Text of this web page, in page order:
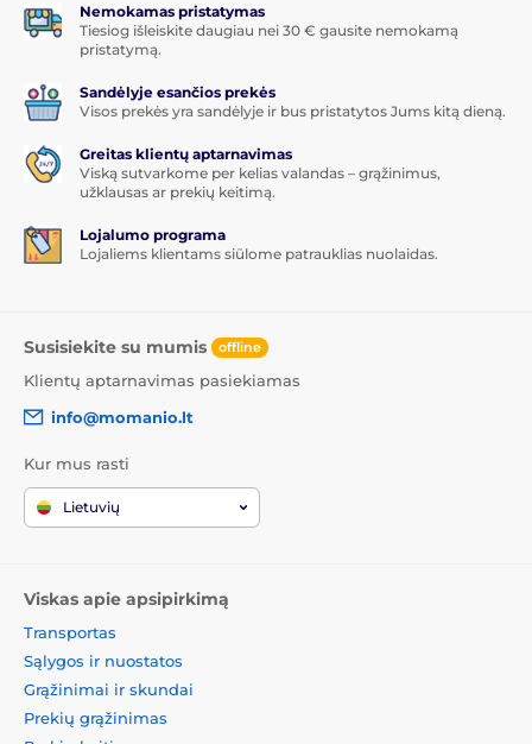
Nemokamas pristatymas
Tiesiog išleiskite daugiau nei 30 € gausite nemokamą
pristatymą.
Sandėlyje esančios prekės
Visos prekės yra sandėlyje ir bus pristatytos Jums kitą dieną.
Greitas klientų aptarnavimas
Viską sutvarkome per kelias valandas – grąžinimus,
užklausas ar prekių keitimą.
Lojalumo programa
Lojaliems klientams siūlome patrauklias nuolaidas.
Susisiekite su mumis offline
Klientų aptarnavimas pasiekiamas
info@momanio.lt
Kur mus rasti
Lietuvių
Viskas apie apsipirkimą
Transportas
Sąlygos ir nuostatos
Grąžinimai ir skundai
Prekių grąžinimas